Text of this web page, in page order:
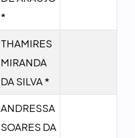
*
THAMIRES
MIRANDA
DA SILVA *
ANDRESSA
SOARES DA